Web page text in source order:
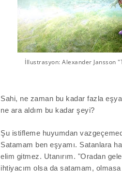
İllustrasyon: Alexander Jansson
Sahi, ne zaman bu kadar fazla
ne ara aldım bu kadar şeyi?
Şu istifleme huyumdan
Satamam ben eşyamı. Satanlara
elim gitmez. Utanırım. "Oradan
ihtiyacım olsa da satamam,